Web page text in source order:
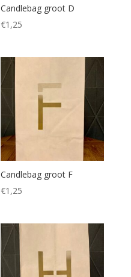
Candlebag groot D
€1,25
Candlebag groot F
€1,25